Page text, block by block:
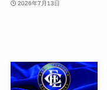
2026年7月13日